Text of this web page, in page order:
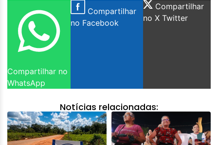
Compartilhar no
WhatsApp
Compartilhar
no Facebook
Compartilhar
no X Twitter
Notícias relacionadas: